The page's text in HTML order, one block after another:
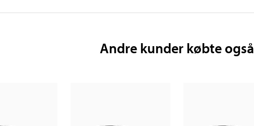
Andre kunder købte også